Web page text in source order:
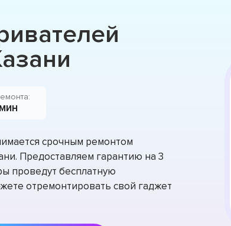
срочным ремонтом
Предоставляем гарантию на 3
проведут бесплатную
отремонтировать свой гаджет